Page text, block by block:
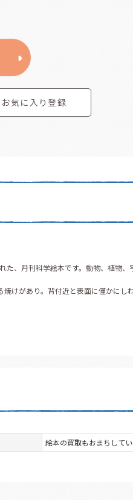
お気に入り登録
た、月刊科学絵本です。動物、植物
けがあり。背付近と表面に僅かにし
絵本の買取もおまちして